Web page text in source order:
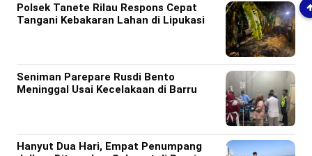
Polsek Tanete Rilau Respons Cepat
Tangani Kebakaran Lahan di Lipukasi
Seniman Parepare Rusdi Bento
Meninggal Usai Kecelakaan di Barru
Hanyut Dua Hari, Empat Penumpang